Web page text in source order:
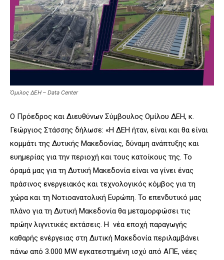
Όμιλος ΔΕΗ – Data Center
Ο Πρόεδρος και Διευθύνων Σύμβουλος Ομίλου ΔΕΗ, κ.
Γεώργιος Στάσσης δήλωσε: «Η ΔΕΗ ήταν, είναι και θα είναι
κομμάτι της Δυτικής Μακεδονίας, δύναμη ανάπτυξης και
ευημερίας για την περιοχή και τους κατοίκους της. Το
όραμά μας για τη Δυτική Μακεδονία είναι να γίνει ένας
πράσινος ενεργειακός και τεχνολογικός κόμβος για τη
χώρα και τη Νοτιοανατολική Ευρώπη. Το επενδυτικό μας
πλάνο για τη Δυτική Μακεδονία θα μεταμορφώσει τις
πρώην λιγνιτικές εκτάσεις. Η νέα εποχή παραγωγής
καθαρής ενέργειας στη Δυτική Μακεδονία περιλαμβάνει
πάνω από 3.000 MW εγκατεστημένη ισχύ από ΑΠΕ, νέες